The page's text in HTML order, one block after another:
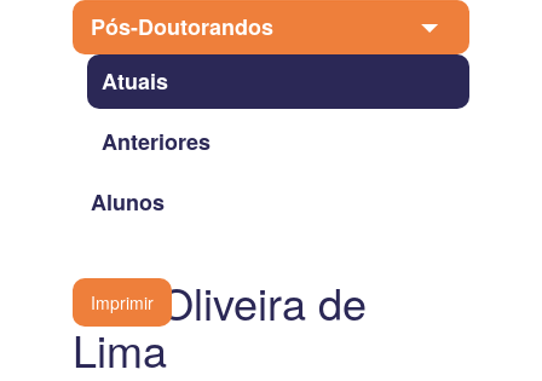
Pós-Doutorandos
Atuais
Anteriores
Alunos
Imprimir
Yuri Oliveira de
Lima